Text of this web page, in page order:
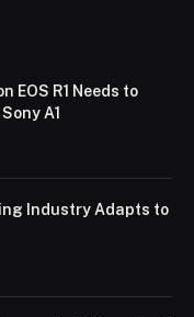
EOS R1 Needs to
A1
Industry Adapts to